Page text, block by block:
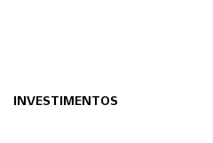
INVESTIMENTOS